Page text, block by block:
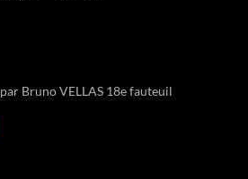
par Bruno VELLAS 18e fauteuil